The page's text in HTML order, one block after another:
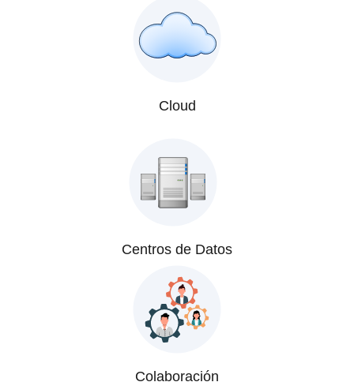
Cloud
Centros de Datos
Colaboración